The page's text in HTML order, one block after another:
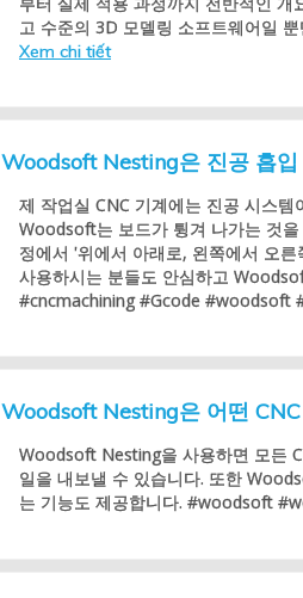
고 수준의 3D 모델링 소프트웨어일
Xem chi tiết
Woodsoft Nesting은 진공 흡
제 작업실 CNC 기계에는 진공 시스
Woodsoft는 보드가 튕겨 나가는 것
정에서 '위에서 아래로, 왼쪽에서 오
사용하시는 분들도 안심하고
#cncmachining #Gcode #woodsoft
Woodsoft Nesting은 어떤
Woodsoft Nesting을 사용하면 모든
일을 내보낼 수 있습니다. 또한
는 기능도 제공합니다. #woodsoft